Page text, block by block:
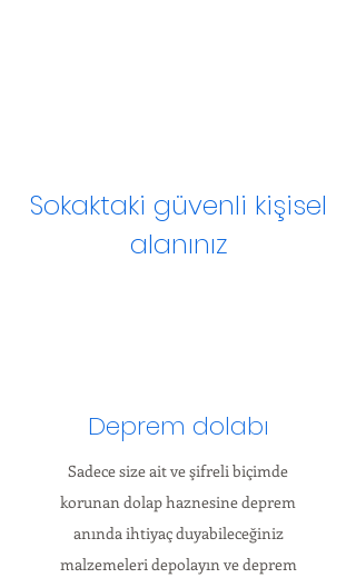
Sokaktaki güvenli kişisel
alanınız
Deprem dolabı
Sadece size ait ve şifreli biçimde
korunan dolap haznesine deprem
anında ihtiyaç duyabileceğiniz
malzemeleri depolayın ve deprem